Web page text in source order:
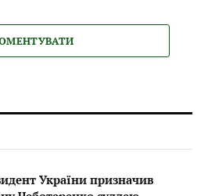
України призначив